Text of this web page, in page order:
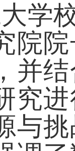
学
院
并
究
与